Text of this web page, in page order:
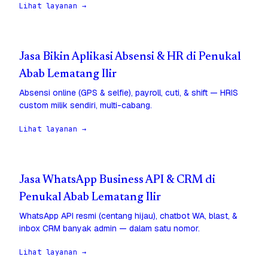
Lihat layanan →
Jasa Bikin Aplikasi Absensi & HR di Penukal
Abab Lematang Ilir
Absensi online (GPS & selfie), payroll, cuti, & shift — HRIS
custom milik sendiri, multi-cabang.
Lihat layanan →
Jasa WhatsApp Business API & CRM di
Penukal Abab Lematang Ilir
WhatsApp API resmi (centang hijau), chatbot WA, blast, &
inbox CRM banyak admin — dalam satu nomor.
Lihat layanan →